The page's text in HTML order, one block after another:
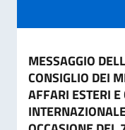
MESSAGGIO
CONSIGLIO DEI
AFFARI ESTERI